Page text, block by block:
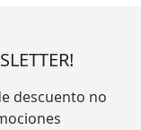
descuento no